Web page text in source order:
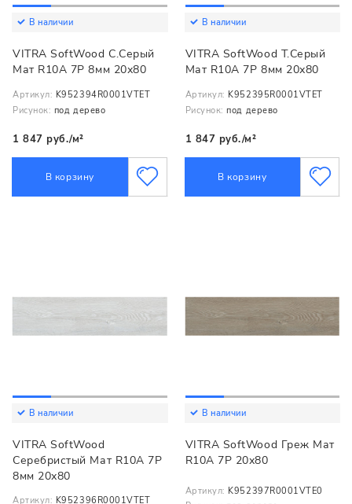
В наличии
VITRA SoftWood С.Серый
Мат R10A 7Р 8мм 20х80
Артикул: K952394R0001VTET
Рисунок: под дерево
1 847 руб./м²
В корзину
В наличии
VITRA SoftWood Т.Серый
Мат R10A 7Р 8мм 20х80
Артикул: K952395R0001VTET
Рисунок: под дерево
1 847 руб./м²
В корзину
В наличии
VITRA SoftWood
Серебристый Мат R10A 7Р
8мм 20х80
Артикул: K952396R0001VTET
В наличии
VITRA SoftWood Греж Мат
R10A 7Р 20х80
Артикул: K952397R0001VTE0